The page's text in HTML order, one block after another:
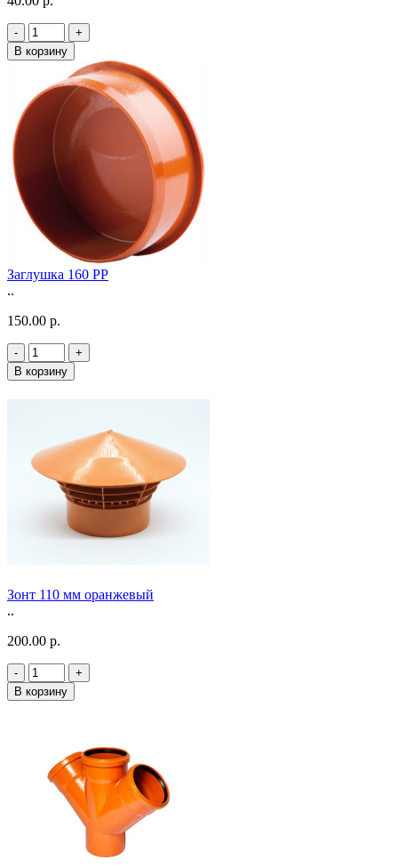
-
+
В корзину
Заглушка 160 РР
..
150.00 р.
-
+
В корзину
Зонт 110 мм оранжевый
..
200.00 р.
-
+
В корзину